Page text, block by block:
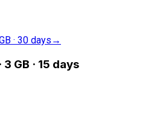
· 30 days →
3 GB · 15 days